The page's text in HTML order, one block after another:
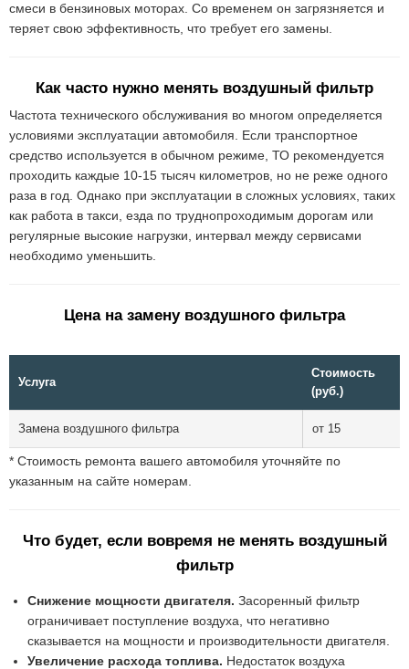
смеси в бензиновых моторах. Со временем он загрязняется и
теряет свою эффективность, что требует его замены.
Как часто нужно менять воздушный фильтр
Частота технического обслуживания во многом определяется
условиями эксплуатации автомобиля. Если транспортное
средство используется в обычном режиме, ТО рекомендуется
проходить каждые 10-15 тысяч километров, но не реже одного
раза в год. Однако при эксплуатации в сложных условиях, таких
как работа в такси, езда по труднопроходимым дорогам или
регулярные высокие нагрузки, интервал между сервисами
необходимо уменьшить.
Цена на замену воздушного фильтра
Услуга
Стоимость
(руб.)
Замена воздушного фильтра от 15
* Стоимость ремонта вашего автомобиля уточняйте по
указанным на сайте номерам.
Что будет, если вовремя не менять воздушный
фильтр
Снижение мощности двигателя. Засоренный фильтр
ограничивает поступление воздуха, что негативно
сказывается на мощности и производительности двигателя.
Увеличение расхода топлива. Недостаток воздуха